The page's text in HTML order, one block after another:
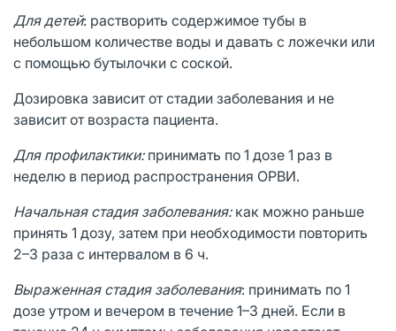
Для детей: растворить содержимое тубы в
небольшом количестве воды и давать с ложечки или
с помощью бутылочки с соской.
Дозировка зависит от стадии заболевания и не
зависит от возраста пациента.
Для профилактики:принимать по 1 дозе 1 раз в
неделю в период распространения ОРВИ.
Начальная стадия заболевания:как можно раньше
принять 1 дозу, затем при необходимости повторить
2–3 раза с интервалом в 6 ч.
Выраженная стадия заболевания: принимать по 1
дозе утром и вечером в течение 1–3 дней. Если в